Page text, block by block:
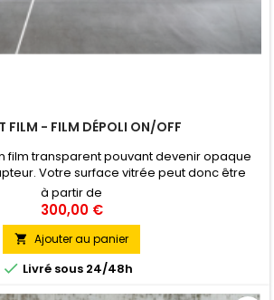
FILM - FILM DÉPOLI ON/OFF
film transparent pouvant devenir opaque
Votre surface vitrée peut donc être
en l'espace de quelques secondes. Le
couleurs de translucide (blanc, gris,
vert, rose et jaune) Pose Intérieure
à partir de
300,00 €
 Ajouter au panier
 Livré sous 24/48h